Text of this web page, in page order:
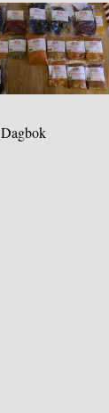
Dagbok